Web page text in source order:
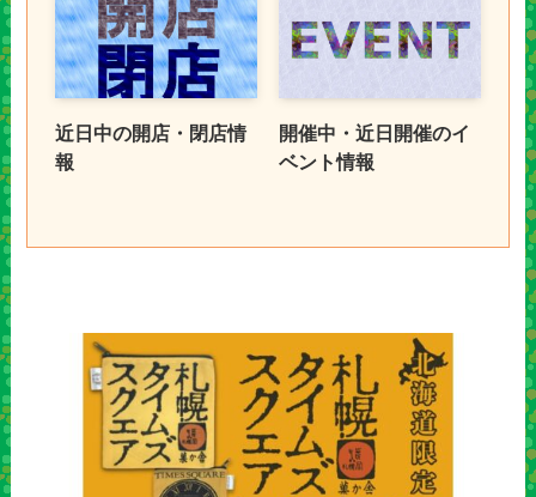
近日中の開店・閉店情
報
開催中・近日開催のイ
ベント情報